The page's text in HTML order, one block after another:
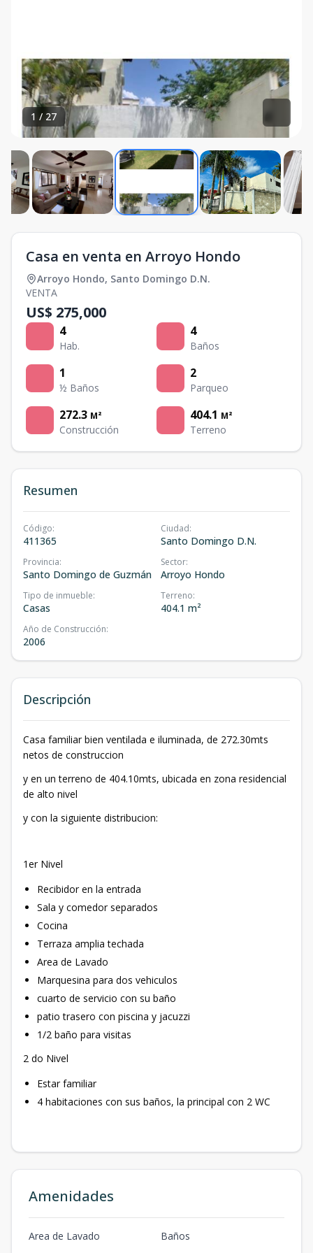
1 / 27
Casa en venta en Arroyo Hondo
Arroyo Hondo, Santo Domingo D.N.
VENTA
US$ 275,000
4
Hab.
4
Baños
1
½ Baños
2
Parqueo
272.3 M²
Construcción
404.1 M²
Terreno
Resumen
Código:
411365
Ciudad:
Santo Domingo D.N.
Provincia:
Santo Domingo de Guzmán
Sector:
Arroyo Hondo
Tipo de inmueble:
Casas
Terreno:
404.1 m²
Año de Construcción:
2006
Descripción
Casa familiar bien ventilada e iluminada, de 272.30mts
netos de construccion
y en un terreno de 404.10mts, ubicada en zona residencial
de alto nivel
y con la siguiente distribucion:
1er Nivel
Recibidor en la entrada
Sala y comedor separados
Cocina
Terraza amplia techada
Area de Lavado
Marquesina para dos vehiculos
cuarto de servicio con su baño
patio trasero con piscina y jacuzzi
1/2 baño para visitas
2 do Nivel
Estar familiar
4 habitaciones con sus baños, la principal con 2 WC
Amenidades
Area de Lavado
Baños